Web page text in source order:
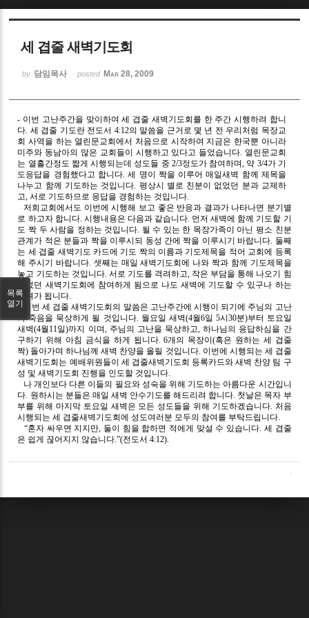
세 겹줄 새벽기도회
by 담임목사 posted Mar 28, 2009
- 이번 고난주간을 맞이하여 세 겹줄 새벽기도회를 한 주간 시행하려 합니
다. 세 겹줄 기도란 전도서 4:12의 말씀을 근거로 몇 년 전 우리처럼 목장교
회 사역을 하는 열린문교회에서 처음으로 시작하여 지금은 한국뿐 아니라
미주와 동남아의 많은 교회들이 시행하고 있다고 들었습니다. 열린문교회
는 열흘간정도 짧게 시행되는데 성도들 중 2/3정도가 참여하며, 약 3/4가 기
도응답을 경험했다고 합니다. 세 명이 짝을 이루어 매일새벽 함께 제목을
나누고 함께 기도하는 것입니다. 평상시 별로 친분이 없었던 분과 교제하
고, 서로 기도하므로 응답을 경험하는 것입니다.
저희교회에서도 이번에 시행해 보고 좋은 반응과 결과가 나타나면 분기별
로 하고자 합니다. 시행내용은 다음과 같습니다. 먼저 새벽에 함께 기도할 기
도 짝 두 사람을 정하는 것입니다. 될 수 있는 한 목장가족이 아닌 평소 친분
관계가 적은 분들과 짝을 이루시되 동성 간에 짝을 이루시기 바랍니다. 둘째
는 세 겹줄 새벽기도 카드에 기도 짝의 이름과 기도제목을 적어 교회에 등록
해 주시기 바랍니다. 셋째는 매일 새벽기도회에 나와 짝과 함께 기도제목을
놓고 기도하는 것입니다. 서로 기도를 격려하고, 작은 부담을 통해 나오기 힘
들었던 새벽기도회에 참여하게 됨으로 나도 새벽에 기도할 수 있구나 하는
격려가 됩니다.
이번 세 겹줄 새벽기도회의 말씀은 고난주간에 시행이 되기에 주님의 고난
과 죽음을 묵상하게 될 것입니다. 월요일 새벽(4월6일 5시30분)부터 토요일
새벽(4월11일)까지 이며, 주님의 고난을 묵상하고, 하나님의 응답하심을 간
구하기 위해 아침 금식을 하게 됩니다. 6개의 목장이(혹은 원하는 세 겹줄
짝) 돌아가며 하나님께 새벽 찬양을 올릴 것입니다. 이번에 시행되는 세 겹줄
새벽기도회는 예배위원들이 세 겹줄새벽기도회 등록카드와 새벽 찬양 팀 구
성 및 새벽기도회 진행을 인도할 것입니다.
나 개인보다 다른 이들의 필요와 성숙을 위해 기도하는 아름다운 시간입니
다. 원하시는 분들은 매일 새벽 안수기도를 해드리려 합니다. 첫날은 목자 부
부를 위해 마지막 토요일 새벽은 모든 성도들을 위해 기도하겠습니다. 처음
시행되는 세 겹줄새벽기도회에 성도여러분 모두의 참여를 부탁드립니다.
“혼자 싸우면 지지만, 둘이 힘을 합하면 적에게 맞설 수 있습니다. 세 겹줄
은 쉽게 끊어지지 않습니다.”(전도서 4:12).
목록
열기
Sketchbook5, 스케치북5
Sketchbook5, 스케치북5